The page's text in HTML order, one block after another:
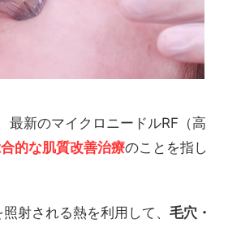
最新のマイクロニードルRF（高
的な肌質改善治療のことを指し
射される熱を利用して、 毛穴・